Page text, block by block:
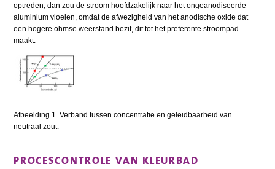
optreden, dan zou de stroom hoofdzakelijk naar het ongeanodiseerde
aluminium vloeien, omdat de afwezigheid van het anodische oxide dat
een hogere ohmse weerstand bezit, dit tot het preferente stroompad
maakt.
Afbeelding 1. Verband tussen concentratie en geleidbaarheid van
neutraal zout.
PROCESCONTROLE VAN KLEURBAD